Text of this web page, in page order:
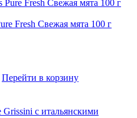
Fresh Свежая мята 100 г
Перейти в корзину
с итальянскими